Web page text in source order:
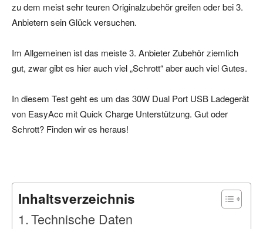
zu dem meist sehr teuren Originalzubehör greifen oder bei 3.
Anbietern sein Glück versuchen.
Im Allgemeinen ist das meiste 3. Anbieter Zubehör ziemlich
gut, zwar gibt es hier auch viel „Schrott“ aber auch viel Gutes.
In diesem Test geht es um das 30W Dual Port USB Ladegerät
von EasyAcc mit Quick Charge Unterstützung. Gut oder
Schrott? Finden wir es heraus!
Inhaltsverzeichnis
Technische Daten